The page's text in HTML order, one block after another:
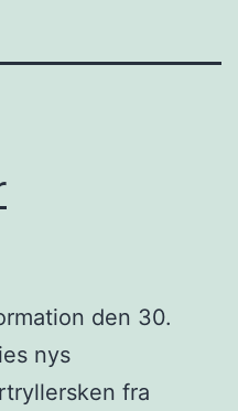
den 30.
nys
fra